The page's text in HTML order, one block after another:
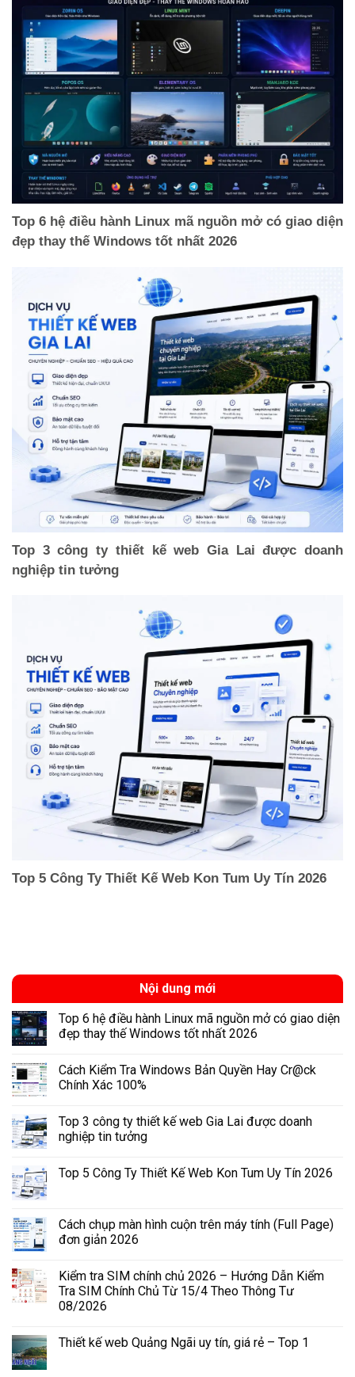
Nội dung mới
Top 6 hệ điều hành Linux mã nguồn mở có giao diện
đẹp thay thế Windows tốt nhất 2026
Cách Kiểm Tra Windows Bản Quyền Hay Cr@ck
Chính Xác 100%
Top 3 công ty thiết kế web Gia Lai được doanh
nghiệp tin tưởng
Top 5 Công Ty Thiết Kế Web Kon Tum Uy Tín 2026
Cách chụp màn hình cuộn trên máy tính (Full Page)
đơn giản 2026
Kiểm tra SIM chính chủ 2026 – Hướng Dẫn Kiểm
Tra SIM Chính Chủ Từ 15/4 Theo Thông Tư
08/2026
Thiết kế web Quảng Ngãi uy tín, giá rẻ – Top 1
Top 6 hệ điều hành Linux mã nguồn mở có giao diện
đẹp thay thế Windows tốt nhất 2026
Top 3 công ty thiết kế web Gia Lai được doanh
nghiệp tin tưởng
Top 5 Công Ty Thiết Kế Web Kon Tum Uy Tín 2026